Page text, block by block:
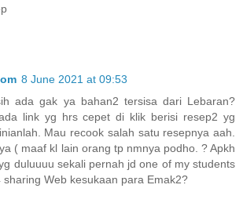
8 June 2021 at 09:53
ada gak ya bahan2 tersisa dari Lebaran?
link yg hrs cepet di klik berisi resep2 yg
Mau recook salah satu resepnya aah.
( maaf kl lain orang tp nmnya podho. ? Apkh
duluuuu sekali pernah jd one of my students
sharing Web kesukaan para Emak2?